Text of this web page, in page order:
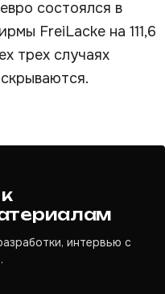
состоялся в
FreiLacke на 111,6
трех случаях
интервью с